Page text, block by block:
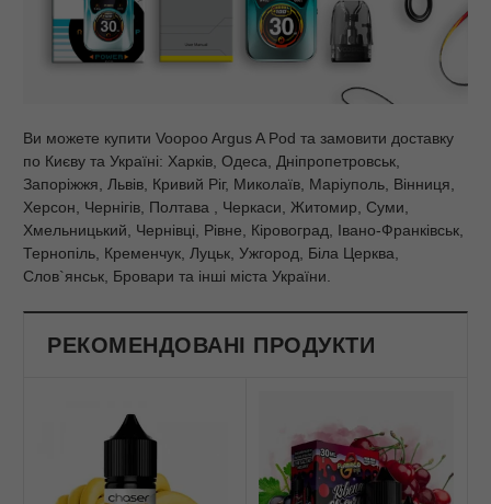
Ви можете купити Voopoo Argus A Pod та замовити доставку
по Києву та Україні: Харків, Одеса, Дніпропетровськ,
Запоріжжя, Львів, Кривий Ріг, Миколаїв, Маріуполь, Вінниця,
Херсон, Чернігів, Полтава , Черкаси, Житомир, Суми,
Хмельницький, Чернівці, Рівне, Кіровоград, Івано-Франківськ,
Тернопіль, Кременчук, Луцьк, Ужгород, Біла Церква,
Слов`янськ, Бровари та інші міста України.
РЕКОМЕНДОВАНІ ПРОДУКТИ